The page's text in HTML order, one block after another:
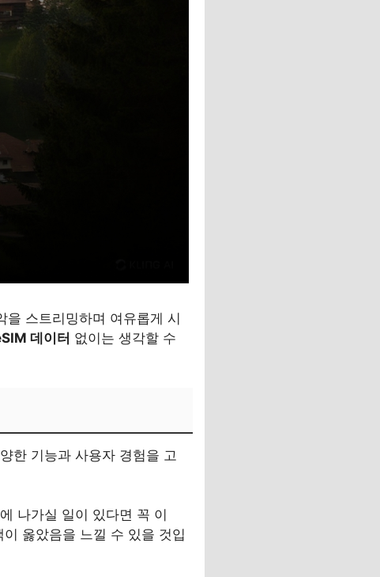
스트리밍하며 여유롭게 시
데이터 없이는 생각할 수
한 기능과 사용자 경험을 고
나가실 일이 있다면 꼭 이
옳았음을 느낄 수 있을 것입